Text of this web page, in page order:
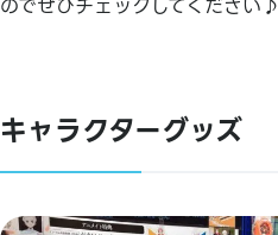
のでぜひチェックしてください♪
キャラクターグッズ